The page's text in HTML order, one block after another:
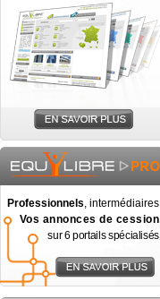
Professionnels, intermédiaires
Vos annonces de cession
sur 6 portails spécialisés